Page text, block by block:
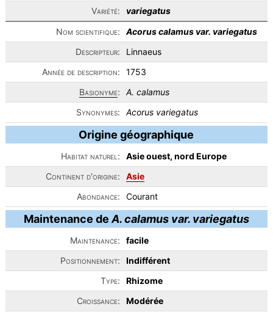
Variété:
variegatus
Nom scientifique:
Acorus calamus var. variegatus
Descripteur:
Linnaeus
Année de description:
1753
Basionyme:
A. calamus
Synonymes:
Acorus variegatus
Origine géographique
Habitat naturel:
Asie ouest, nord Europe
Continent d'origine:
Asie
Abondance:
Courant
Maintenance de A. calamus var. variegatus
Maintenance:
facile
Positionnement:
Indifférent
Type:
Rhizome
Croissance:
Modérée